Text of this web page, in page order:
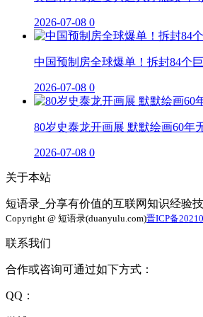
2026-07-08 0
中国预制房全球爆单！拆封84个
2026-07-08 0
80岁史泰龙开画展 默默绘画60年
2026-07-08 0
关于本站
短语录_分享有价值的互联网知识经验
Copyright @ 短语录(duanyulu.com)晋ICP备
联系我们
合作或咨询可通过如下方式：
QQ：